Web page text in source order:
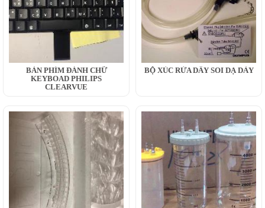
BÀN PHÍM ĐÁNH CHỮ
KEYBOAD PHILIPS
CLEARVUE
BỘ XÚC RỬA DÂY SOI DẠ DÀY